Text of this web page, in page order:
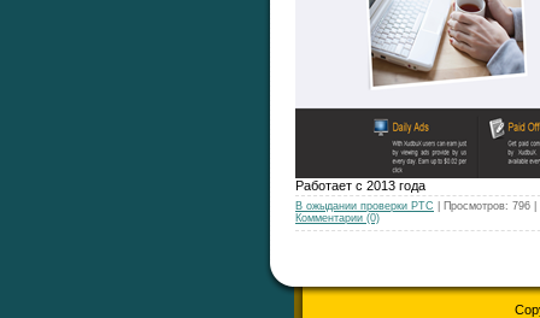
Работает с 2013 года
В ожыдании проверки РТС | Просмотров: 796
Комментарии (0)